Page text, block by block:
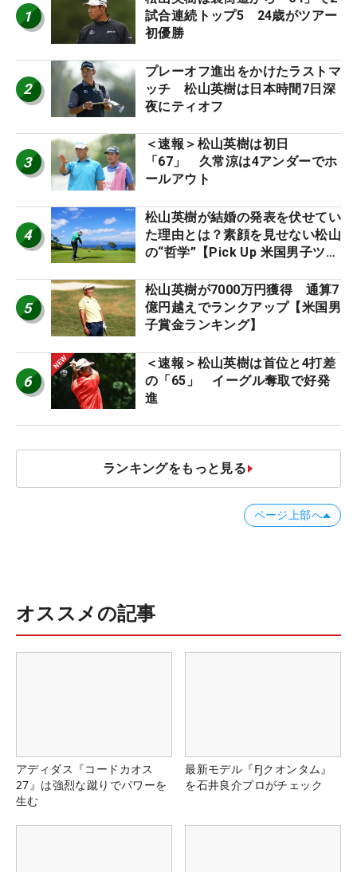
1
試合連続トップ5 24歳がツアー
初優勝
2
プレーオフ進出をかけたラストマ
ッチ 松山英樹は日本時間7日深
夜にティオフ
3
＜速報＞松山英樹は初日
「67」 久常涼は4アンダーでホ
ールアウト
4
松山英樹が結婚の発表を伏せてい
た理由とは？素顔を見せない松山
の“哲学”【Pick Up 米国男子ツア
5
松山英樹が7000万円獲得 通算7
億円越えでランクアップ【米国男
子賞金ランキング】
6
＜速報＞松山英樹は首位と4打差
の「65」 イーグル奪取で好発
進
ランキングをもっと見る
ページ上部へ
オススメの記事
アディダス『コードカオス
27』は強烈な蹴りでパワーを
生む
最新モデル『FJクオンタム』
を石井良介プロがチェック